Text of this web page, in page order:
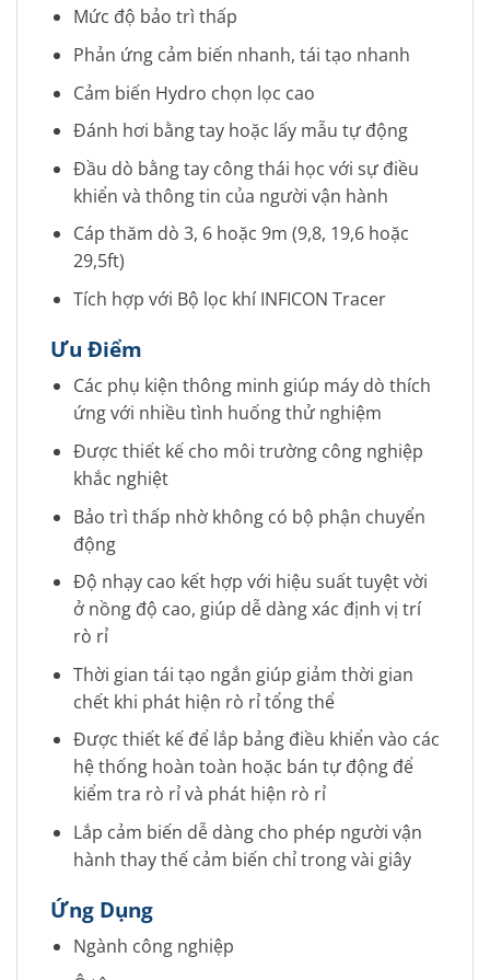
Mức độ bảo trì thấp
Phản ứng cảm biến nhanh, tái tạo nhanh
Cảm biến Hydro chọn lọc cao
Đánh hơi bằng tay hoặc lấy mẫu tự động
Đầu dò bằng tay công thái học với sự điều
khiển và thông tin của người vận hành
Cáp thăm dò 3, 6 hoặc 9m (9,8, 19,6 hoặc
29,5ft)
Tích hợp với Bộ lọc khí INFICON Tracer
Ưu Điểm
Các phụ kiện thông minh giúp máy dò thích
ứng với nhiều tình huống thử nghiệm
Được thiết kế cho môi trường công nghiệp
khắc nghiệt
Bảo trì thấp nhờ không có bộ phận chuyển
động
Độ nhạy cao kết hợp với hiệu suất tuyệt vời
ở nồng độ cao, giúp dễ dàng xác định vị trí
rò rỉ
Thời gian tái tạo ngắn giúp giảm thời gian
chết khi phát hiện rò rỉ tổng thể
Được thiết kế để lắp bảng điều khiển vào các
hệ thống hoàn toàn hoặc bán tự động để
kiểm tra rò rỉ và phát hiện rò rỉ
Lắp cảm biến dễ dàng cho phép người vận
hành thay thế cảm biến chỉ trong vài giây
Ứng Dụng
Ngành công nghiệp